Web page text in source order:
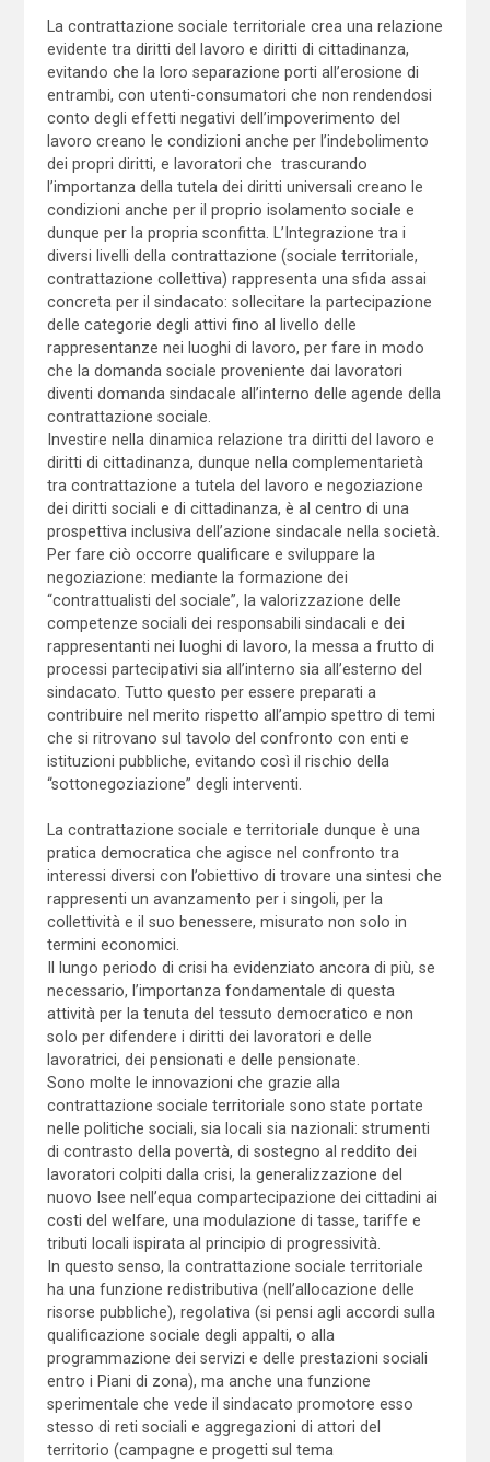
La contrattazione sociale territoriale crea una relazione
evidente tra diritti del lavoro e diritti di cittadinanza,
evitando che la loro separazione porti all’erosione di
entrambi, con utenti-consumatori che non rendendosi
conto degli effetti negativi dell’impoverimento del
lavoro creano le condizioni anche per l’indebolimento
dei propri diritti, e lavoratori che trascurando
l’importanza della tutela dei diritti universali creano le
condizioni anche per il proprio isolamento sociale e
dunque per la propria sconfitta. L’Integrazione tra i
diversi livelli della contrattazione (sociale territoriale,
contrattazione collettiva) rappresenta una sfida assai
concreta per il sindacato: sollecitare la partecipazione
delle categorie degli attivi fino al livello delle
rappresentanze nei luoghi di lavoro, per fare in modo
che la domanda sociale proveniente dai lavoratori
diventi domanda sindacale all’interno delle agende della
contrattazione sociale.
Investire nella dinamica relazione tra diritti del lavoro e
diritti di cittadinanza, dunque nella complementarietà
tra contrattazione a tutela del lavoro e negoziazione
dei diritti sociali e di cittadinanza, è al centro di una
prospettiva inclusiva dell’azione sindacale nella società.
Per fare ciò occorre qualificare e sviluppare la
negoziazione: mediante la formazione dei
“contrattualisti del sociale”, la valorizzazione delle
competenze sociali dei responsabili sindacali e dei
rappresentanti nei luoghi di lavoro, la messa a frutto di
processi partecipativi sia all’interno sia all’esterno del
sindacato. Tutto questo per essere preparati a
contribuire nel merito rispetto all’ampio spettro di temi
che si ritrovano sul tavolo del confronto con enti e
istituzioni pubbliche, evitando così il rischio della
“sottonegoziazione” degli interventi.
La contrattazione sociale e territoriale dunque è una
pratica democratica che agisce nel confronto tra
interessi diversi con l’obiettivo di trovare una sintesi che
rappresenti un avanzamento per i singoli, per la
collettività e il suo benessere, misurato non solo in
termini economici.
Il lungo periodo di crisi ha evidenziato ancora di più, se
necessario, l’importanza fondamentale di questa
attività per la tenuta del tessuto democratico e non
solo per difendere i diritti dei lavoratori e delle
lavoratrici, dei pensionati e delle pensionate.
Sono molte le innovazioni che grazie alla
contrattazione sociale territoriale sono state portate
nelle politiche sociali, sia locali sia nazionali: strumenti
di contrasto della povertà, di sostegno al reddito dei
lavoratori colpiti dalla crisi, la generalizzazione del
nuovo Isee nell’equa compartecipazione dei cittadini ai
costi del welfare, una modulazione di tasse, tariffe e
tributi locali ispirata al principio di progressività.
In questo senso, la contrattazione sociale territoriale
ha una funzione redistributiva (nell’allocazione delle
risorse pubbliche), regolativa (si pensi agli accordi sulla
qualificazione sociale degli appalti, o alla
programmazione dei servizi e delle prestazioni sociali
entro i Piani di zona), ma anche una funzione
sperimentale che vede il sindacato promotore esso
stesso di reti sociali e aggregazioni di attori del
territorio (campagne e progetti sul tema